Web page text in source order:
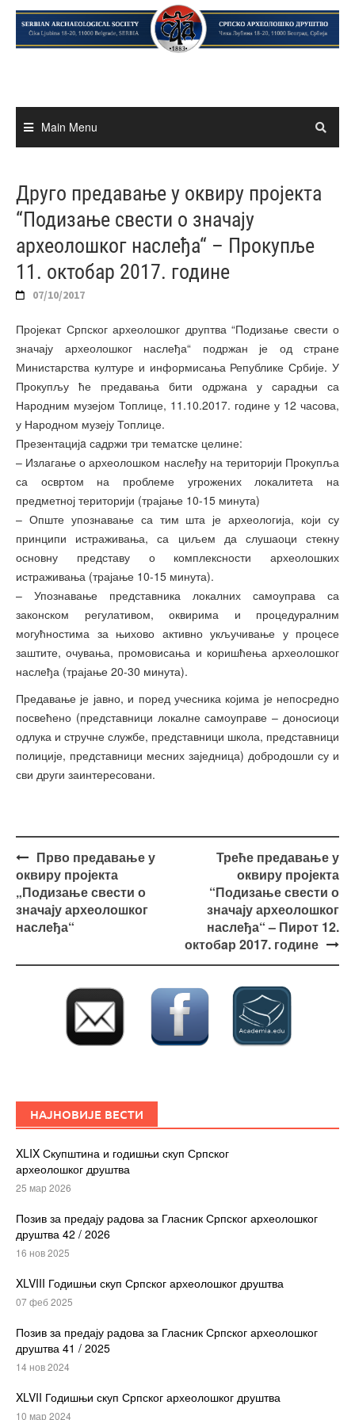
Skip
content
Main Menu
Друго предавање у оквиру пројекта
“Подизање свести о значају
археолошког наслеђа“ – Прокупље
11. октобaр 2017. године
07/10/2017
Пројекат Српског археолошког друптва “Подизање свести о
значају археолошког наслеђа“ подржан је од стране
Министарства културе и информисања Републике Србије. У
Прокупљу ће предавања бити одржана у сарадњи са
Народним музејом Топлице, 11.10.2017. године у 12 часова,
у Народном музеју Топлице.
Презентацијa садржи три тематске целине:
– Излагање о археолошком наслеђу на територији Прокупља
са освртом на проблеме угрожених локалитета на
предметној територији (трајање 10-15 минута)
– Опште упознавање са тим шта је археологија, који су
принципи истраживања, са циљем да слушаоци стекну
основну представу о комплексности археолошких
истраживања (трајање 10-15 минута).
– Упознавање представника локалних самоуправа са
законском регулативом, оквирима и процедуралним
могућностима за њихово активно укључивање у процесе
заштите, очувања, промовисања и коришћења археолошког
наслеђа (трајање 20-30 минута).
Предавање је јавно, и поред учесника којима је непосредно
посвећено (представници локалне самоуправе – доносиоци
одлука и стручне службе, представници школа, представници
полиције, представници месних заједница) добродошли су и
сви други заинтересовани.
Post
navigation
Прво предавање у
оквиру пројекта
„Подизање свести о
значају археолошког
наслеђа“
Треће предавање у
оквиру пројекта
“Подизање свести о
значају археолошког
наслеђа“ – Пирот 12.
октобaр 2017. године
НАЈНОВИЈЕ ВЕСТИ
XLIX Скупштина и годишњи скуп Српског
археолошког друштва
25 мар 2026
Позив за предају радова за Гласник Српског археолошког
друштва 42 / 2026
16 нов 2025
XLVIII Годишњи скуп Српског археолошког друштва
07 феб 2025
Позив за предају радова за Гласник Српског археолошког
друштва 41 / 2025
14 нов 2024
XLVII Годишњи скуп Српског археолошког друштва
10 мар 2024